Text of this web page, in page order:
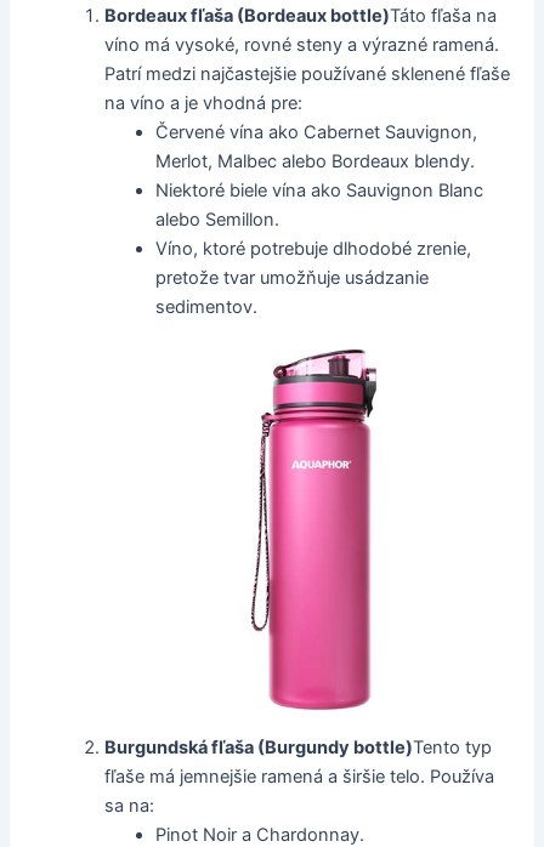
Bordeaux fľaša (Bordeaux bottle)Táto fľaša na
víno má vysoké, rovné steny a výrazné ramená.
Patrí medzi najčastejšie používané sklenené fľaše
na víno a je vhodná pre:
Červené vína ako Cabernet Sauvignon,
Merlot, Malbec alebo Bordeaux blendy.
Niektoré biele vína ako Sauvignon Blanc
alebo Semillon.
Víno, ktoré potrebuje dlhodobé zrenie,
pretože tvar umožňuje usádzanie
sedimentov.
Burgundská fľaša (Burgundy bottle)Tento typ
fľaše má jemnejšie ramená a širšie telo. Používa
sa na:
Pinot Noir a Chardonnay.